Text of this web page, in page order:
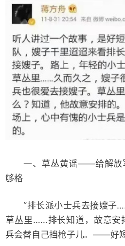
一、草丛黄谣——给解放
够格
“排长派小士兵去接嫂子
草丛里……排长知道，故意安
兵会替自己挡枪子儿。——好